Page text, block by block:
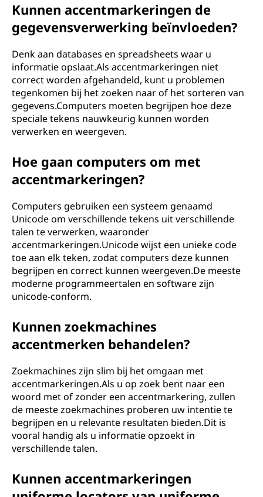
Kunnen accentmarkeringen de
gegevensverwerking beïnvloeden?
Denk aan databases en spreadsheets waar u
informatie opslaat.Als accentmarkeringen niet
correct worden afgehandeld, kunt u problemen
tegenkomen bij het zoeken naar of het sorteren van
gegevens.Computers moeten begrijpen hoe deze
speciale tekens nauwkeurig kunnen worden
verwerken en weergeven.
Hoe gaan computers om met
accentmarkeringen?
Computers gebruiken een systeem genaamd
Unicode om verschillende tekens uit verschillende
talen te verwerken, waaronder
accentmarkeringen.Unicode wijst een unieke code
toe aan elk teken, zodat computers deze kunnen
begrijpen en correct kunnen weergeven.De meeste
moderne programmeertalen en software zijn
unicode-conform.
Kunnen zoekmachines
accentmerken behandelen?
Zoekmachines zijn slim bij het omgaan met
accentmarkeringen.Als u op zoek bent naar een
woord met of zonder een accentmarkering, zullen
de meeste zoekmachines proberen uw intentie te
begrijpen en u relevante resultaten bieden.Dit is
vooral handig als u informatie opzoekt in
verschillende talen.
Kunnen accentmarkeringen